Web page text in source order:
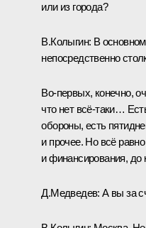
или из города?
В.Колыгин: В
непосредственно
Во‑первых, конечно,
что нет всё‑таки…
обороны, есть
и прочее. Но всё
и финансирования, до
Д.Медведев: А вы за